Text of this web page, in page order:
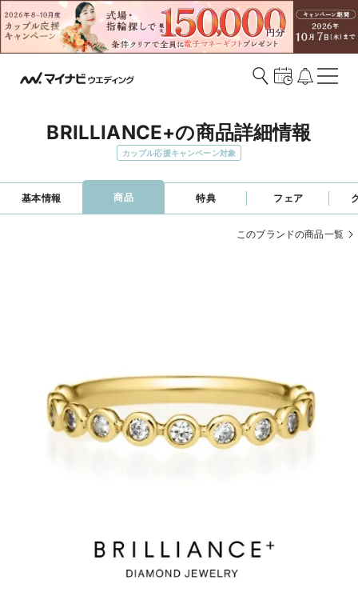
BRILLIANCE+の商品詳細情報
カップル応援キャンペーン対象
基本情報 商品 特典 フェア
このブランドの商品一覧